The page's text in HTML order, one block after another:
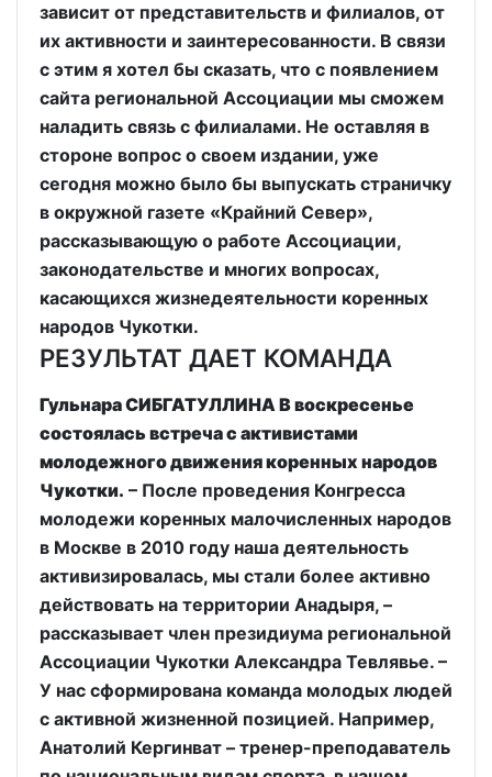
зависит от представительств и филиалов, от
их активности и заинтересованности. В связи
с этим я хотел бы сказать, что с появлением
сайта региональной Ассоциации мы сможем
наладить связь с филиалами. Не оставляя в
стороне вопрос о своем издании, уже
сегодня можно было бы выпускать страничку
в окружной газете «Крайний Север»,
рассказывающую о работе Ассоциации,
законодательстве и многих вопросах,
касающихся жизнедеятельности коренных
народов Чукотки.
РЕЗУЛЬТАТ ДАЕТ КОМАНДА
Гульнара СИБГАТУЛЛИНА В воскресенье
состоялась встреча с активистами
молодежного движения коренных народов
Чукотки. – После проведения Конгресса
молодежи коренных малочисленных народов
в Москве в 2010 году наша деятельность
активизировалась, мы стали более активно
действовать на территории Анадыря, –
рассказывает член президиума региональной
Ассоциации Чукотки Александра Тевлявье. –
У нас сформирована команда молодых людей
с активной жизненной позицией. Например,
Анатолий Кергинват – тренер-преподаватель